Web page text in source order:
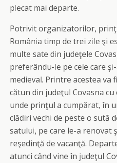
plecat mai departe.
Potrivit organizatorilor,
România timp de trei zile şi
multe sate din judeţele
preferându-le pe cele care
medieval. Printre acestea va
cătun din judeţul Covasna
unde prinţul a cumpărat, în
clădiri vechi de peste o sută
satului, pe care le-a renovat
reşedinţă de vacanţă.
atunci când vine în judeţul